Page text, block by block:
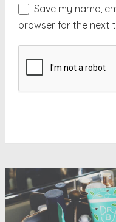
Save my name,
browser for the next